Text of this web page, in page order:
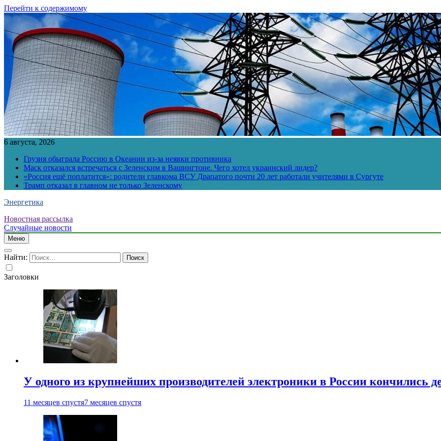
Перейти к содержимому
6 августа, 2026
Грузия обыграла Россию в Океании из-за неявки противника
Маск отказался встречаться с Зеленским в Вашингтоне. Чего хотел украинский лидер?
«Россия ещё поплатится»: родители главкома ВСУ Драпатого почти 20 лет работали учителями в Сургуте
Трамп отказал в главном не только Зеленскому
Энергетика
Новостная рассылка
Случайные новости
Меню
Найти:
Заголовки
У одного из крупнейших производителей электроники в России кончились
11 месяцев спустя7 месяцев спустя